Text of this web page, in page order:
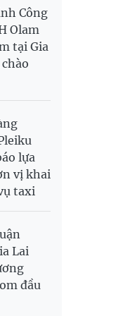
341.64
7,251.54
2,827.89
26,450
143,100,000
Công
Olam
tại Gia
lựa
vị khai
taxi
Lai
đầu